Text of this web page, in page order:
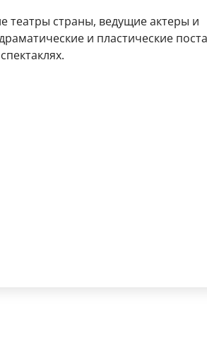
театры страны, ведущие актеры и
и пластические